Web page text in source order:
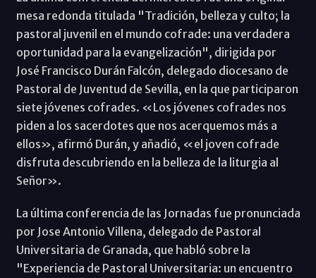
mesa redonda titulada "Tradición, belleza y culto; la
pastoral juvenil en el mundo cofrade: una verdadera
oportunidad para la evangelización", dirigida por
José Francisco Durán Falcón, delegado diocesano de
Pastoral de Juventud de Sevilla, en la que participaron
siete jóvenes cofrades. «Los jóvenes cofrades nos
piden a los sacerdotes que nos acerquemos más a
ellos», afirmó Durán, y añadió, «el joven cofrade
disfruta descubriendo en la belleza de la liturgia al
Señor».
La última conferencia de las Jornadas fue pronunciada
por Jose Antonio Villena, delegado de Pastoral
Universitaria de Granada, que habló sobre la
"Experiencia de Pastoral Universitaria: un encuentro